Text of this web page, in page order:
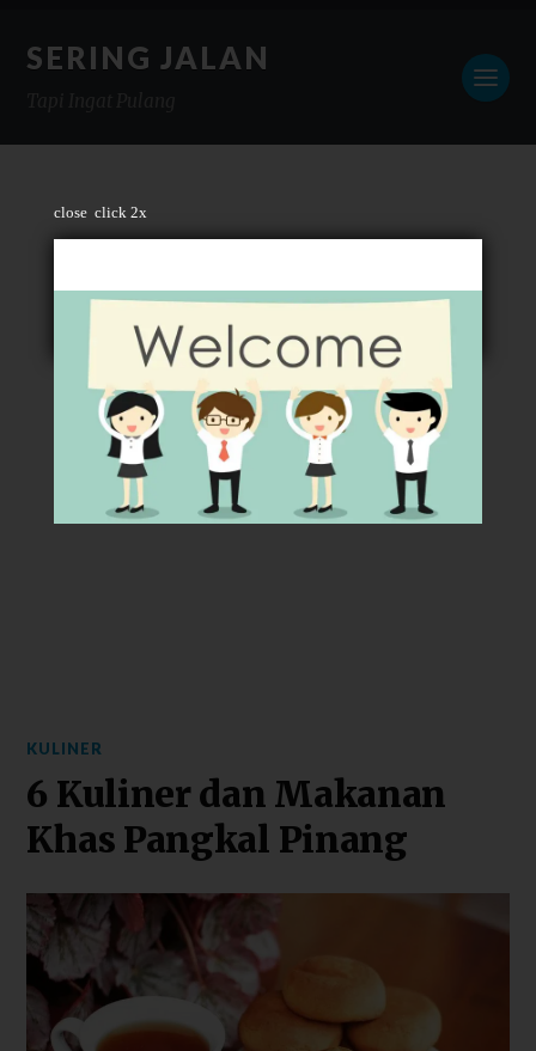
close click 2x
SERING JALAN
KULINER
6 Kuliner dan Makanan
Khas Pangkal Pinang